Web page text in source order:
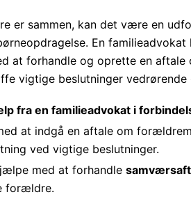
er sammen, kan det være en
En
at forhandle og oprette en
vigtige beslutninger
fra en familieadvokat i
at indgå en aftale om
ved vigtige beslutninger.
med at forhandle
forældre.